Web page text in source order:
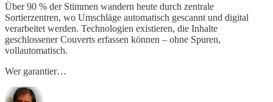
Über 90 % der Stimmen wandern heute durch zentrale
Sortierzentren, wo Umschläge automatisch gescannt und digital
verarbeitet werden. Technologien existieren, die Inhalte
geschlossener Couverts erfassen können – ohne Spuren,
vollautomatisch.
Wer garantier…